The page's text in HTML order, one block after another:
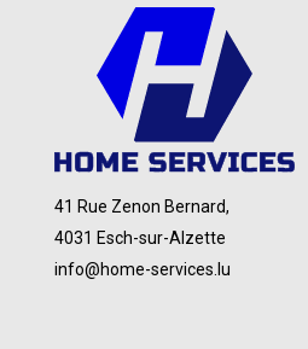
41 Rue Zenon Bernard,
4031 Esch-sur-Alzette
info@home-services.lu